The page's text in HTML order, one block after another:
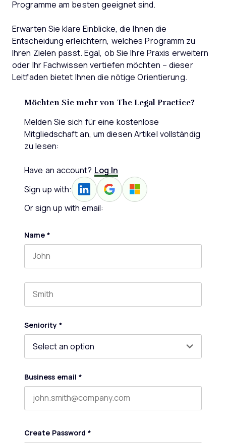
Programme am besten geeignet sind.
Erwarten Sie klare Einblicke, die Ihnen die
Entscheidung erleichtern, welches Programm zu
Ihren Zielen passt. Egal, ob Sie Ihre Praxis erweitern
oder Ihr Fachwissen vertiefen möchten – dieser
Leitfaden bietet Ihnen die nötige Orientierung.
Möchten Sie mehr von The Legal Practice?
Melden Sie sich für eine kostenlose
Mitgliedschaft an, um diesen Artikel vollständig
zu lesen:
Have an account? Log In
Sign up with:
Or sign up with email:
Name *
Seniority *
Business email *
Create Password *